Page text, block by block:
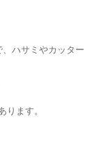
ハサミやカッター
ります。